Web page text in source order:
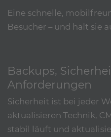
Eine schnelle,
Besucher – und hält sie
Backups,
Anforderungen
Sicherheit ist bei jeder
aktualisieren Technik,
stabil läuft und